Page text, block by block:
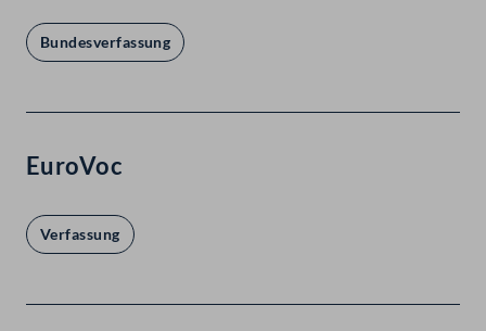
Bundesverfassung
EuroVoc
Verfassung